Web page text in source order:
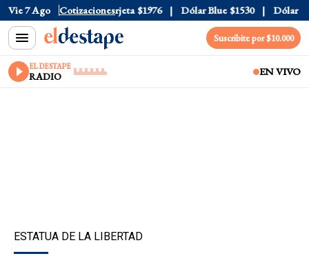
Vie 7 Ago Cotizaciones
$1520 Dólar Tarjeta $1976 Dólar Blue $1530 Dólar CCL
Suscribite por $10.000
EL DESTAPE
RADIO EN VIVO
ESTATUA DE LA LIBERTAD